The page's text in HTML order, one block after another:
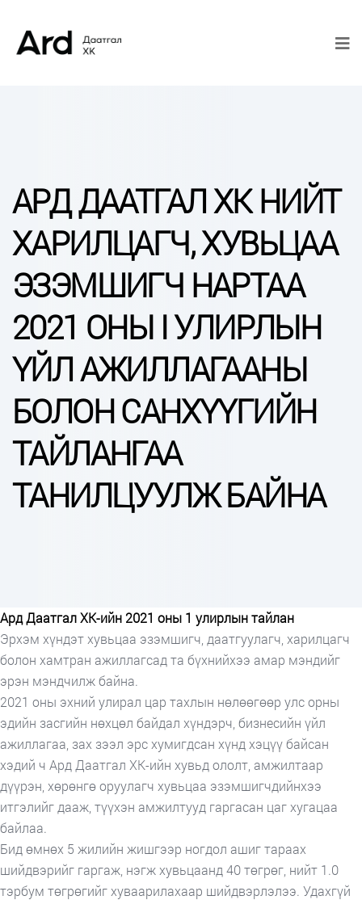
АРД ДААТГАЛ ХК НИЙТ
ХАРИЛЦАГЧ, ХУВЬЦАА
ЭЗЭМШИГЧ НАРТАА
2021 ОНЫ I УЛИРЛЫН
ҮЙЛ АЖИЛЛАГААНЫ
БОЛОН САНХҮҮГИЙН
ТАЙЛАНГАА
ТАНИЛЦУУЛЖ БАЙНА
Ард Даатгал ХК-ийн 2021 оны 1 улирлын тайлан
Эрхэм хүндэт хувьцаа эзэмшигч, даатгуулагч, харилцагч
болон хамтран ажиллагсад та бүхнийхээ амар мэндийг
эрэн мэндчилж байна.
2021 оны эхний улирал цар тахлын нөлөөгөөр улс орны
эдийн засгийн нөхцөл байдал хүндэрч, бизнесийн үйл
ажиллагаа, зах зээл эрс хумигдсан хүнд хэцүү байсан
хэдий ч Ард Даатгал ХК-ийн хувьд ололт, амжилтаар
дүүрэн, хөрөнгө оруулагч хувьцаа эзэмшигчдийнхээ
итгэлийг дааж, түүхэн амжилтууд гаргасан цаг хугацаа
байлаа.
Бид өмнөх 5 жилийн жишгээр ногдол ашиг тараах
шийдвэрийг гаргаж, нэгж хувьцаанд 40 төгрөг, нийт 1.0
тэрбум төгрөгийг хуваарилахаар шийдвэрлэлээ. Удахгүй